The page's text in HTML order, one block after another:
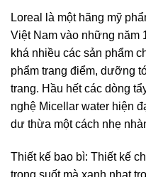
Loreal là một hãng mỹ
Việt Nam vào những năm
khá nhiều các sản phẩm
phẩm trang điểm, dưỡng
trang. Hầu hết các dòng
nghệ Micellar water hiện
dư thừa một cách nhẹ
Thiết kế bao bì: Thiết kế
trong suốt mà xanh nhạt